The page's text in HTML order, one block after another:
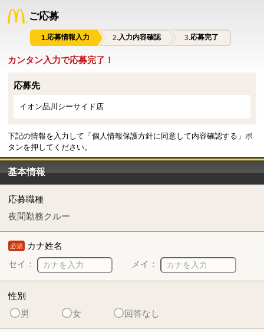
ご応募
応募情報入力 入力内容確認 応募完了
カンタン入力で応募完了！
応募先
イオン品川シーサイド店
下記の情報を入力して「個人情報保護方針に同意して内容確認する」ボ
タンを押してください。
基本情報
応募職種
夜間勤務クルー
必須 カナ姓名
セイ：
メイ：
性別
男
女 回答なし